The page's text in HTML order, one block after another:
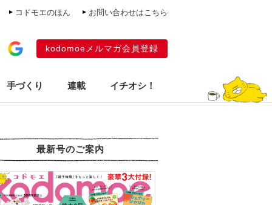
コドモエのほん お問い合わせはこちら
kodomoeメルマガ会員登録
手づくり 連載 イチオシ！
最新号のご案内